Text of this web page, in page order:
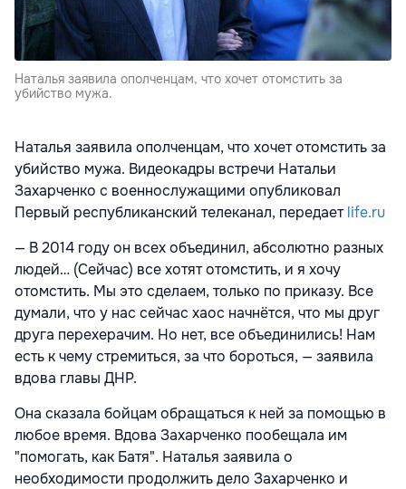
Наталья заявила ополченцам, что хочет отомстить за
убийство мужа.
Наталья заявила ополченцам, что хочет отомстить за
убийство мужа. Видеокадры встречи Натальи
Захарченко с военнослужащими опубликовал
Первый республиканский телеканал, передаетlife.ru
— В 2014 году он всех объединил, абсолютно разных
людей… (Сейчас) все хотят отомстить, и я хочу
отомстить. Мы это сделаем, только по приказу. Все
думали, что у нас сейчас хаос начнётся, что мы друг
друга перехерачим. Но нет, все объединились! Нам
есть к чему стремиться, за что бороться, — заявила
вдова главы ДНР.
Она сказала бойцам обращаться к ней за помощью в
любое время. Вдова Захарченко пообещала им
"помогать, как Батя". Наталья заявила о
необходимости продолжить дело Захарченко и